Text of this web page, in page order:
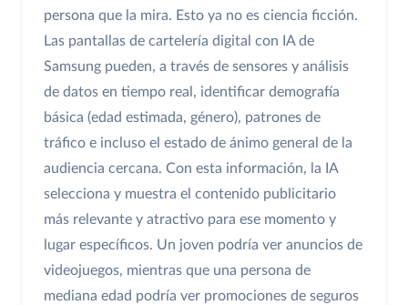
persona que la mira. Esto ya no es ciencia ficción.
Las pantallas de cartelería digital con IA de
Samsung pueden, a través de sensores y análisis
de datos en tiempo real, identificar demografía
básica (edad estimada, género), patrones de
tráfico e incluso el estado de ánimo general de la
audiencia cercana. Con esta información, la IA
selecciona y muestra el contenido publicitario
más relevante y atractivo para ese momento y
lugar específicos. Un joven podría ver anuncios de
videojuegos, mientras que una persona de
mediana edad podría ver promociones de seguros